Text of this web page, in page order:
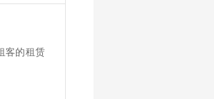
客的租赁